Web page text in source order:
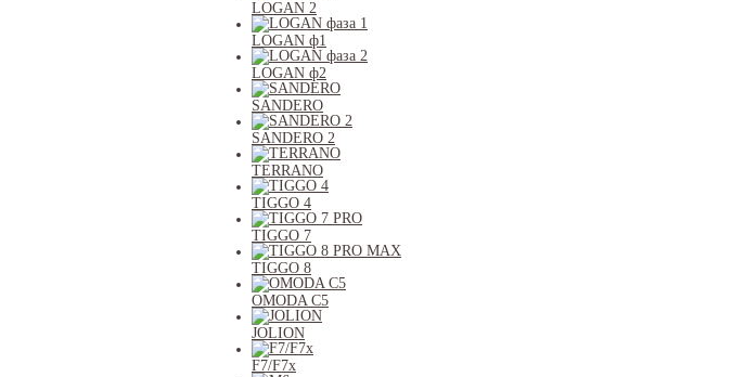
LOGAN 2
LOGAN ф1
LOGAN ф2
SANDERO
SANDERO 2
TERRANO
TIGGO 4
TIGGO 7
TIGGO 8
OMODA C5
JOLION
F7/F7x